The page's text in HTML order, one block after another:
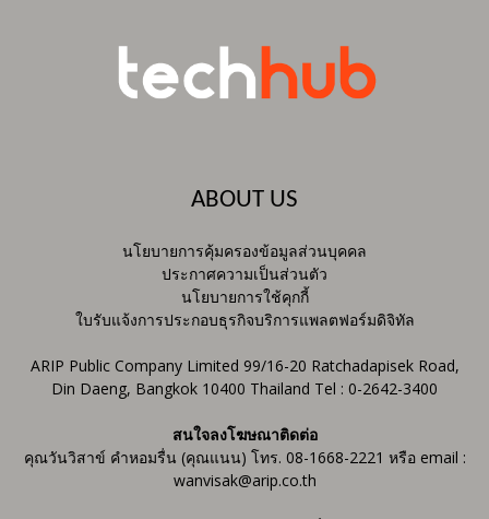
ABOUT US
นโยบายการคุ้มครองข้อมูลส่วนบุคคล
ประกาศความเป็นส่วนตัว
นโยบายการใช้คุกกี้
ใบรับแจ้งการประกอบธุรกิจบริการแพลตฟอร์มดิจิทัล
ARIP Public Company Limited 99/16-20 Ratchadapisek Road,
Din Daeng, Bangkok 10400 Thailand Tel : 0-2642-3400
สนใจลงโฆษณาติดต่อ
คุณวันวิสาข์ คำหอมรื่น (คุณแนน) โทร. 08-1668-2221 หรือ email :
wanvisak@arip.co.th